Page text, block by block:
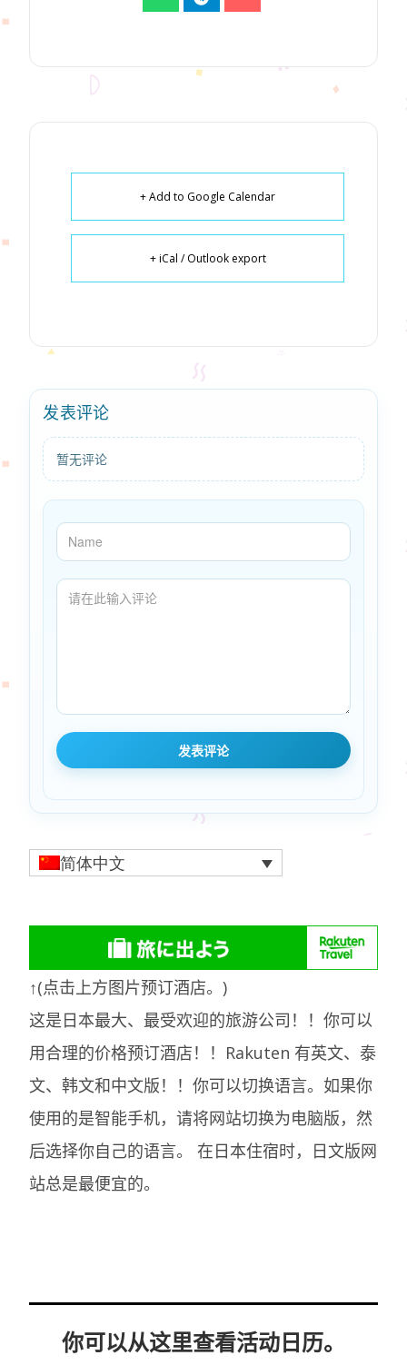
+ Add to Google Calendar
+ iCal / Outlook export
发表评论
暂无评论
简体中文
↑(点击上方图片预订酒店。)
这是日本最大、最受欢迎的旅游公司！！你可以
用合理的价格预订酒店！！Rakuten 有英文、泰
文、韩文和中文版！！你可以切换语言。如果你
使用的是智能手机，请将网站切换为电脑版，然
后选择你自己的语言。在日本住宿时，日文版网
站总是最便宜的。
你可以从这里查看活动日历。